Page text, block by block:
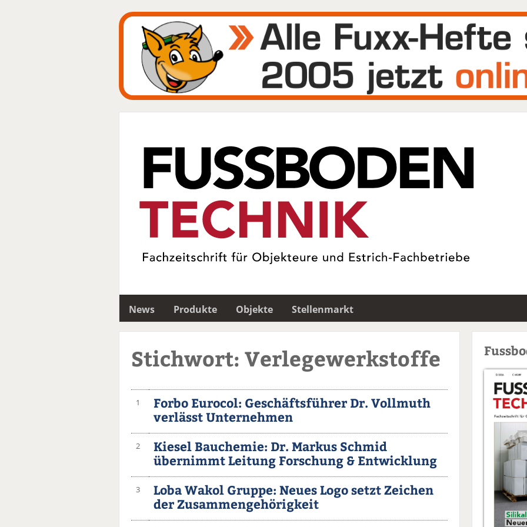
News Produkte Objekte
Stellenmarkt
Stichwort: Verlegewerkstoffe
1
Forbo Eurocol: Geschäftsführer Dr. Vollmuth
verlässt Unternehmen
2
Kiesel Bauchemie: Dr. Markus Schmid
übernimmt Leitung Forschung & Entwicklung
3
Loba Wakol Gruppe: Neues Logo setzt Zeichen
der Zusammengehörigkeit